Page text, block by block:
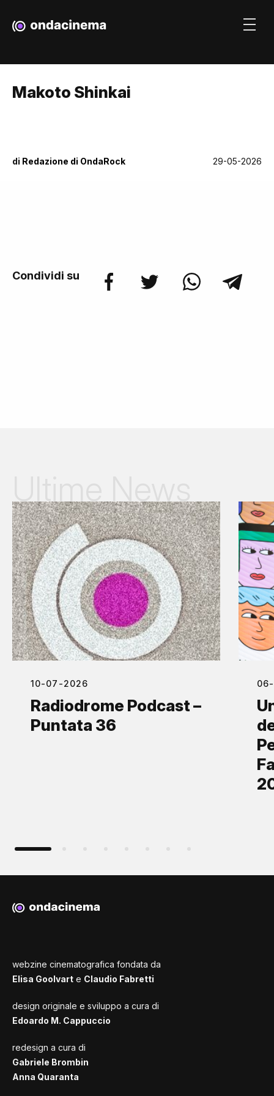
Makoto Shinkai
di Redazione di OndaRock 29-05-2026
Condividi su
10-07-2026
Radiodrome Podcast –
Puntata 36
webzine cinematografica fondata da
Elisa Goolvart e Claudio Fabretti
design originale e sviluppo a cura di
Edoardo M. Cappuccio
redesign a cura di
Gabriele Brombin
Anna Quaranta